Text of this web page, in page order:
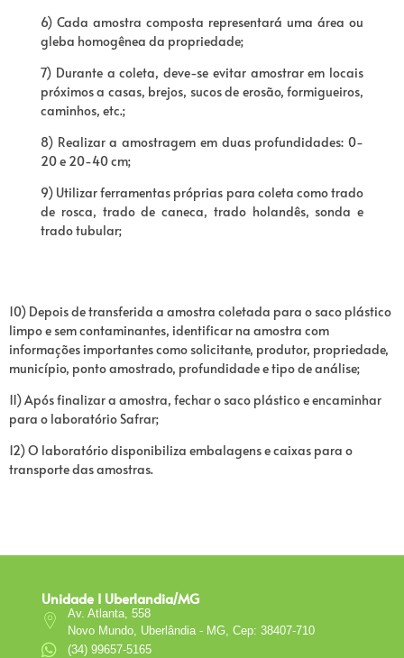
6) Cada amostra composta representará uma área ou
gleba homogênea da propriedade;
7) Durante a coleta, deve-se evitar amostrar em locais
próximos a casas, brejos, sucos de erosão, formigueiros,
caminhos, etc.;
8) Realizar a amostragem em duas profundidades: 0-
20 e 20-40 cm;
9) Utilizar ferramentas próprias para coleta como trado
de rosca, trado de caneca, trado holandês, sonda e
trado tubular;
10) Depois de transferida a amostra coletada para o saco plástico
limpo e sem contaminantes, identificar na amostra com
informações importantes como solicitante, produtor, propriedade,
município, ponto amostrado, profundidade e tipo de análise;
11) Após finalizar a amostra, fechar o saco plástico e encaminhar
para o laboratório Safrar;
12) O laboratório disponibiliza embalagens e caixas para o
transporte das amostras.
Unidade I Uberlandia/MG
Av. Atlanta, 558
Novo Mundo, Uberlândia - MG, Cep: 38407-710
(34) 99657-5165